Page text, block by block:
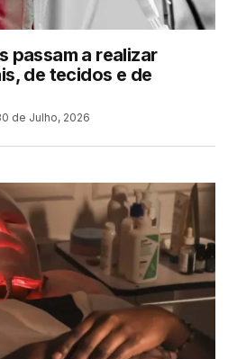
passam a realizar
de tecidos e de
de Julho, 2026